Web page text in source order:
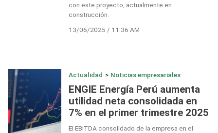
con este proyecto, actualmente en
construcción.
13/06/2025 / 11:36 AM
Actualidad > Noticias empresariales
ENGIE Energía Perú aumenta
utilidad neta consolidada en
7% en el primer trimestre 2025
El EBITDA consolidado de la empresa en el